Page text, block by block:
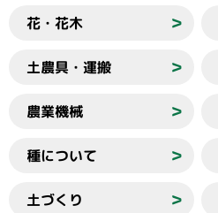
花・花木 ＞
土農具・運搬 ＞
農業機械 ＞
種について ＞
土づくり ＞